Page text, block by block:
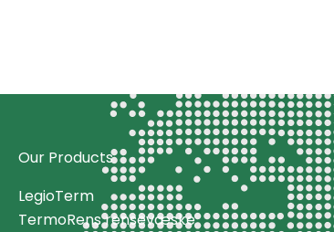
Our Products
LegioTerm
TermoRens rensevæske